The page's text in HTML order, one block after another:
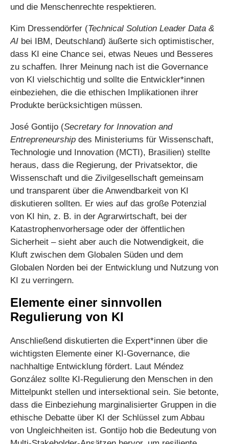
und die Menschenrechte respektieren.
Kim Dressendörfer (Technical Solution Leader Data &
AI bei IBM, Deutschland) äußerte sich optimistischer,
dass KI eine Chance sei, etwas Neues und Besseres
zu schaffen. Ihrer Meinung nach ist die Governance
von KI vielschichtig und sollte die Entwickler*innen
einbeziehen, die die ethischen Implikationen ihrer
Produkte berücksichtigen müssen.
José Gontijo (Secretary for Innovation and
Entrepreneurship des Ministeriums für Wissenschaft,
Technologie und Innovation (MCTI), Brasilien) stellte
heraus, dass die Regierung, der Privatsektor, die
Wissenschaft und die Zivilgesellschaft gemeinsam
und transparent über die Anwendbarkeit von KI
diskutieren sollten. Er wies auf das große Potenzial
von KI hin, z. B. in der Agrarwirtschaft, bei der
Katastrophenvorhersage oder der öffentlichen
Sicherheit – sieht aber auch die Notwendigkeit, die
Kluft zwischen dem Globalen Süden und dem
Globalen Norden bei der Entwicklung und Nutzung von
KI zu verringern.
Elemente einer sinnvollen
Regulierung von KI
Anschließend diskutierten die Expert*innen über die
wichtigsten Elemente einer KI-Governance, die
nachhaltige Entwicklung fördert. Laut Méndez
González sollte KI-Regulierung den Menschen in den
Mittelpunkt stellen und intersektional sein. Sie betonte,
dass die Einbeziehung marginalisierter Gruppen in die
ethische Debatte über KI der Schlüssel zum Abbau
von Ungleichheiten ist. Gontijo hob die Bedeutung von